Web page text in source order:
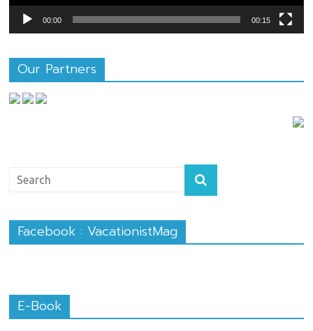
00:00 00:15
Our Partners
Facebook : VacationistMag
E-Book